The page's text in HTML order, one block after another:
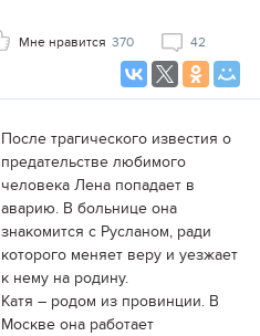
Мне нравится 370 42
После трагического известия о
предательстве любимого
человека Лена попадает в
аварию. В больнице она
знакомится с Русланом, ради
которого меняет веру и уезжает
к нему на родину.
Катя – родом из провинции. В
Москве она работает